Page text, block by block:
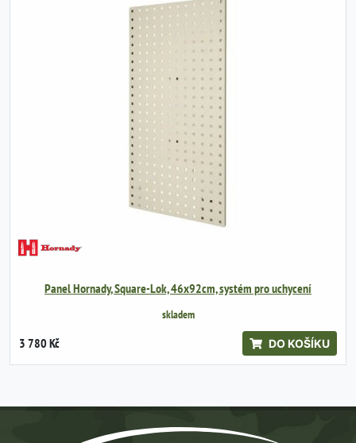
Panel Hornady, Square-Lok, 46x92cm, systém pro uchycení
skladem
3 780 Kč DO KOŠÍKU